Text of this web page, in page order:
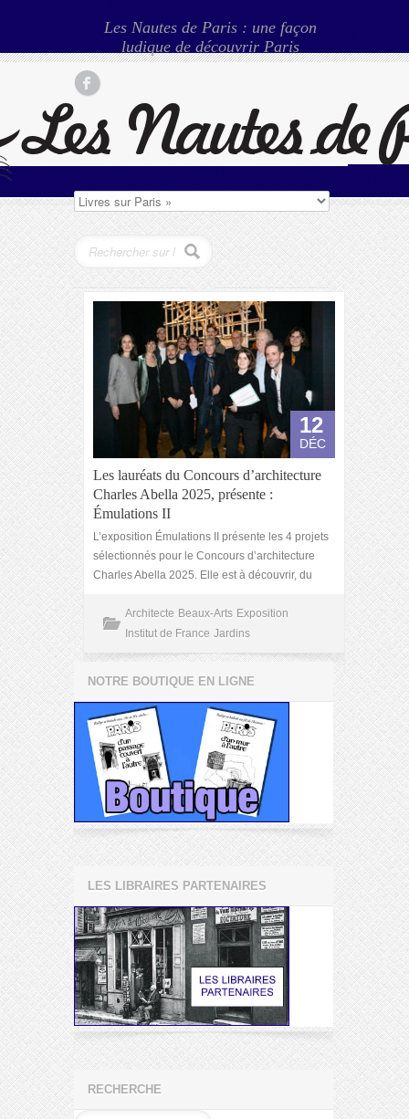
Les Nautes de Paris : une façon
ludique de découvrir Paris
12
DÉC
Les lauréats du Concours d’architecture
Charles Abella 2025, présente :
Émulations II
L’exposition Émulations II présente les 4 projets
sélectionnés pour le Concours d’architecture
Charles Abella 2025. Elle est à découvrir, du
Architecte Beaux-Arts Exposition
Institut de France Jardins
NOTRE BOUTIQUE EN LIGNE
LES LIBRAIRES PARTENAIRES
RECHERCHE